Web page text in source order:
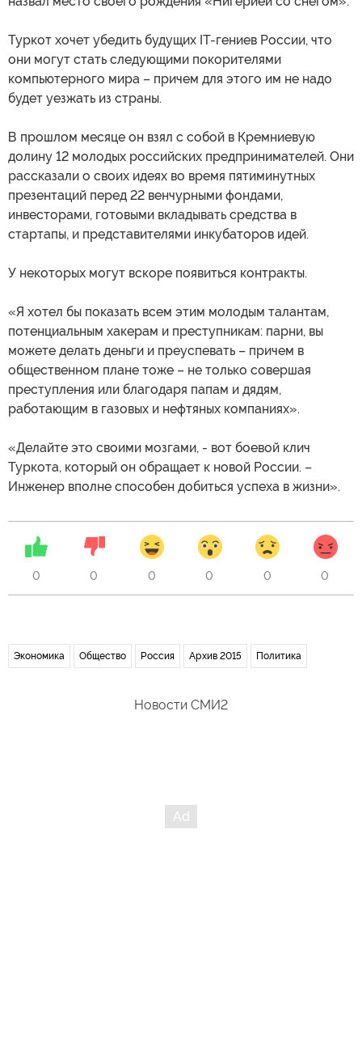
Туркот хочет убедить будущих IT-гениев России, что
они могут стать следующими покорителями
компьютерного мира – причем для этого им не надо
будет уезжать из страны.
В прошлом месяце он взял с собой в Кремниевую
долину 12 молодых российских предпринимателей. Они
рассказали о своих идеях во время пятиминутных
презентаций перед 22 венчурными фондами,
инвесторами, готовыми вкладывать средства в
стартапы, и представителями инкубаторов идей.
У некоторых могут вскоре появиться контракты.
«Я хотел бы показать всем этим молодым талантам,
потенциальным хакерам и преступникам: парни, вы
можете делать деньги и преуспевать – причем в
общественном плане тоже – не только совершая
преступления или благодаря папам и дядям,
работающим в газовых и нефтяных компаниях».
«Делайте это своими мозгами, - вот боевой клич
Туркота, который он обращает к новой России. –
Инженер вполне способен добиться успеха в жизни».
0 0 0 0 0 0
Экономика Общество Россия Архив 2015 Политика
Новости СМИ2